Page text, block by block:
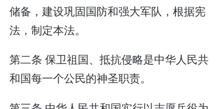
储备，建设巩固国防和强大军队，根据宪
法，制定本法。
第二条 保卫祖国、抵抗侵略是中华人民共
和国每一个公民的神圣职责。